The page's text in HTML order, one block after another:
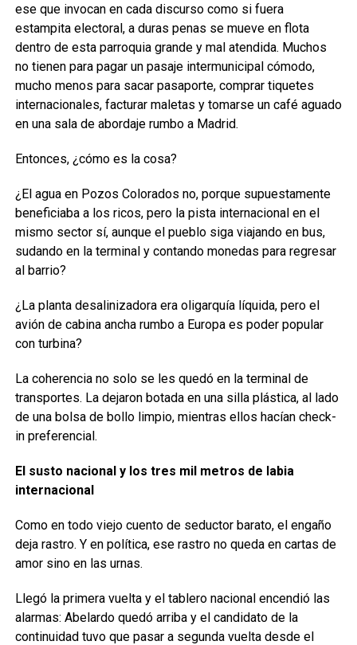
ese que invocan en cada discurso como si fuera
estampita electoral, a duras penas se mueve en flota
dentro de esta parroquia grande y mal atendida. Muchos
no tienen para pagar un pasaje intermunicipal cómodo,
mucho menos para sacar pasaporte, comprar tiquetes
internacionales, facturar maletas y tomarse un café aguado
en una sala de abordaje rumbo a Madrid.
Entonces, ¿cómo es la cosa?
¿El agua en Pozos Colorados no, porque supuestamente
beneficiaba a los ricos, pero la pista internacional en el
mismo sector sí, aunque el pueblo siga viajando en bus,
sudando en la terminal y contando monedas para regresar
al barrio?
¿La planta desalinizadora era oligarquía líquida, pero el
avión de cabina ancha rumbo a Europa es poder popular
con turbina?
La coherencia no solo se les quedó en la terminal de
transportes. La dejaron botada en una silla plástica, al lado
de una bolsa de bollo limpio, mientras ellos hacían check-
in preferencial.
El susto nacional y los tres mil metros de labia
internacional
Como en todo viejo cuento de seductor barato, el engaño
deja rastro. Y en política, ese rastro no queda en cartas de
amor sino en las urnas.
Llegó la primera vuelta y el tablero nacional encendió las
alarmas: Abelardo quedó arriba y el candidato de la
continuidad tuvo que pasar a segunda vuelta desde el